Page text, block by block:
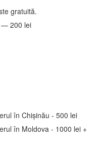
gratuită.
— 200 lei
în Chișinău - 500 lei
în Moldova - 1000 lei +